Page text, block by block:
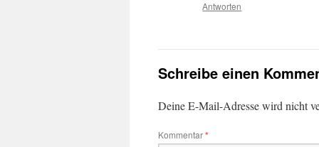
Antworten
Schreibe einen
Deine E-Mail-Adresse wird nicht
Kommentar*